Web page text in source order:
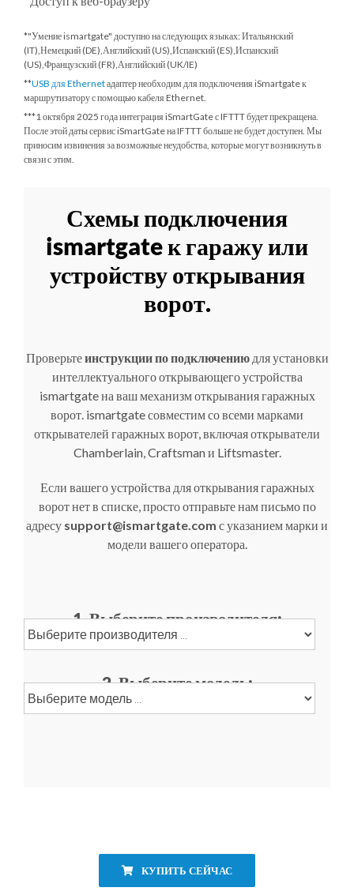
*"Умение ismartgate" доступно на следующих языках: Итальянский
(IT),Немецкий (DE),Английский (US),Испанский (ES),Испанский
(US),Французский (FR),Английский (UK/IE)
**USB для Ethernetадаптер необходим для подключения iSmartgate к
маршрутизатору с помощью кабеля Ethernet.
***1 октября 2025 годаинтеграция iSmartGate с IFTTT будет прекращена.
После этой даты сервис iSmartGate на IFTTT больше не будет доступен. Мы
приносим извинения за возможные неудобства, которые могут возникнуть в
связи с этим.
Схемы подключения
ismartgate к гаражу или
устройству открывания
ворот.
Проверьтеинструкции по подключениюдля установки
интеллектуального открывающего устройства
ismartgate на ваш механизм открывания гаражных
ворот. ismartgate совместим со всеми марками
открывателей гаражных ворот, включая открыватели
Chamberlain, Craftsman и Liftsmaster.
Если вашего устройства для открывания гаражных
ворот нет в списке, просто отправьте нам письмо по
адресу support@ismartgate.com с указанием марки и
модели вашего оператора.
1. Выберите производителя:
2. Выберите модель:
КУПИТЬ СЕЙЧАС